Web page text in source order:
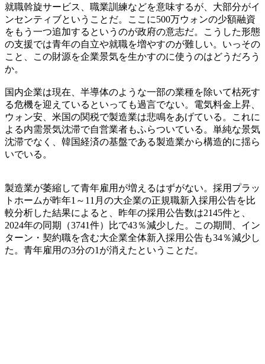
就職斡旋サービス、職業訓練などを意味するが、大部分がイ
ンセンティブということだ。ここに500万ウォンの少額融資
をもう一つ追加するというのが政府の意志だ。こうした形態
の支援では青年の自立や就職を増やすのが難しい。いっその
こと、この財源を企業景気を生かすのに使うのはどうだろう
か。
国内企業は現在、半導体のような一部の業種を除いて枯死す
る危機を迎えているといっても過言でない。電気料金上昇、
ウォン安、米国の関税で製造業は悲鳴をあげている。これに
よる内需景気沈滞で自営業者もふらついている。単純な景気
沈滞でなく、韓国経済の基盤である製造業から構造的に揺ら
いでいる。
製造業が萎縮して青年雇用が増えるはずがない。採用プラッ
トホームが昨年1～11月の大企業の正規職新入採用公告を比
較分析した結果によると、昨年の採用公告数は2145件と、
2024年の同期（3741件）比で43％減少した。この期間、イン
ターン・契約職を含む大企業全体新入採用公告も34％減少し
た。青年雇用の3分の1が消えたということだ。